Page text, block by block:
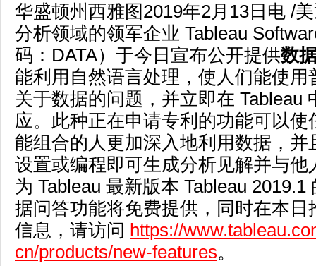
华盛顿州西雅图2019年2月13日电 /
分析领域的领军企业 Tableau
码：DATA）于今日宣布公开提供数
能利用自然语言处理，使人们能使用
关于数据的问题，并立即在 Tableau
应。此种正在申请专利的功能可以使
能组合的人更加深入地利用数据，并
设置或编程即可生成分析见解并与他
为 Tableau 最新版本 Tableau
据问答功能将免费提供，同时在本日
信息，请访问 https://
cn/products/new-features。